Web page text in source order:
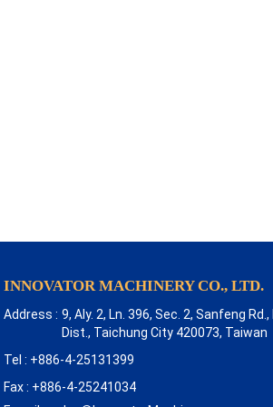
INNOVATOR MACHINERY CO., LTD.
Address : 9, Aly. 2, Ln. 396, Sec. 2, Sanfeng
Dist., Taichung City 420073, Taiwan
Tel : +886-4-25131399
Fax : +886-4-25241034